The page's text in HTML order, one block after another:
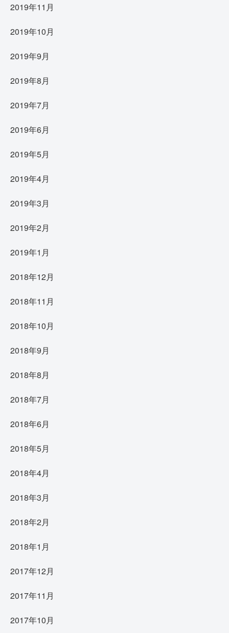
2019年11月
2019年10月
2019年9月
2019年8月
2019年7月
2019年6月
2019年5月
2019年4月
2019年3月
2019年2月
2019年1月
2018年12月
2018年11月
2018年10月
2018年9月
2018年8月
2018年7月
2018年6月
2018年5月
2018年4月
2018年3月
2018年2月
2018年1月
2017年12月
2017年11月
2017年10月